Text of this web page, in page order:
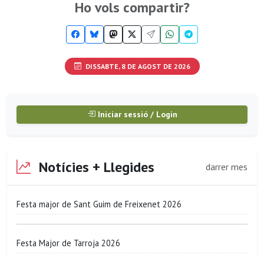
Ho vols compartir?
DISSABTE, 8 DE AGOST DE 2026
Iniciar sessió / Login
Notícies + Llegides darrer mes
Festa major de Sant Guim de Freixenet 2026
Festa Major de Tarroja 2026